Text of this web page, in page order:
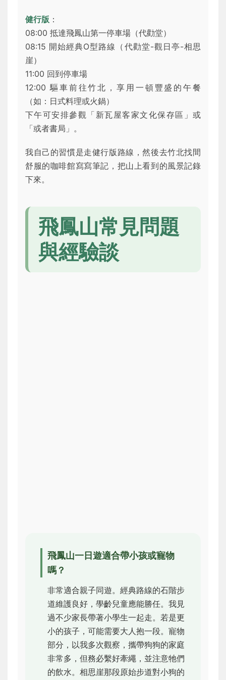
健行版 ：
08:00 抵達飛鳳山第一停車場（代勸堂）
08:15 開始經典O型路線（代勸堂-觀日亭-相思
崖）
11:00 回到停車場
12:00 驅車前往竹北，享用一頓豐盛的午餐
（如：日式料理或火鍋）
下午可安排參觀「新瓦屋客家文化保存區」或
「或者書局」。
我自己的習慣是走健行版路線，然後去竹北找間
舒服的咖啡館寫寫筆記，把山上看到的風景記錄
下來。
飛鳳山常見問題
與經驗談
飛鳳山一日遊適合帶小孩或寵物
嗎？
非常適合親子同遊。經典路線的石階步
道維護良好，學齡兒童應能勝任。我見
過不少家長帶著小學生一起走。若是更
小的孩子，可能需要大人抱一段。寵物
部分，以我多次觀察，攜帶狗狗的家庭
非常多，但務必繫好牽繩，並注意牠們
的飲水。相思崖那段原始步道對小狗的